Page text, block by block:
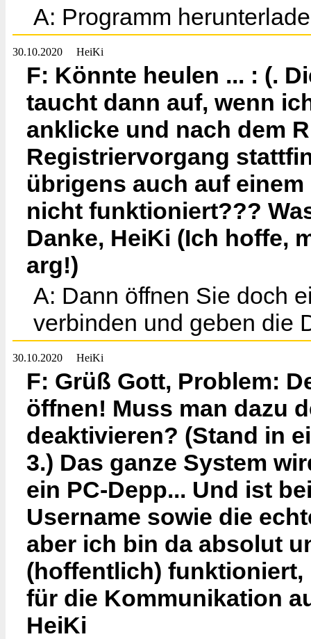
A: Programm
30.10.2020 HeiKi
F: Könnte heulen ... : (.
taucht dann auf, wenn
anklicke und nach dem
Registriervorgang
übrigens auch auf
nicht funktioniert???
Danke, HeiKi (Ich hoffe,
arg!)
A: Dann öffnen Sie doch
verbinden und geben die
30.10.2020 HeiKi
F: Grüß Gott, Problem:
öffnen! Muss man dazu
deaktivieren? (Stand in
3.) Das ganze System
ein PC-Depp... Und ist
Username sowie die
aber ich bin da absolut
(hoffentlich) funktioniert,
für die Kommunikation
HeiKi